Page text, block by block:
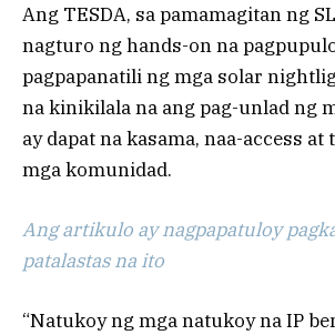
Ang TESDA, sa pamamagitan ng
nagturo ng hands-on na
pagpapanatili ng mga solar
na kinikilala na ang pag-unlad ng
ay dapat na kasama, naa-access
mga komunidad.
Ang artikulo ay nagpapatuloy
patalastas na ito
“Natukoy ng mga natukoy na IP